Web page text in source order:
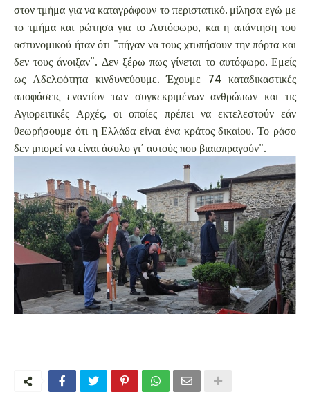
στον τμήμα για να καταγράφουν το περιστατικό. μίλησα εγώ με
το τμήμα και ρώτησα για το Αυτόφωρο, και η απάντηση του
αστυνομικού ήταν ότι "πήγαν να τους χτυπήσουν την πόρτα και
δεν τους άνοιξαν". Δεν ξέρω πως γίνεται το αυτόφωρο. Εμείς
ως Αδελφότητα κινδυνεύουμε. Έχουμε 74 καταδικαστικές
αποφάσεις εναντίον των συγκεκριμένων ανθρώπων και τις
Αγιορειτικές Αρχές, οι οποίες πρέπει να εκτελεστούν εάν
θεωρήσουμε ότι η Ελλάδα είναι ένα κράτος δικαίου. Το ράσο
δεν μπορεί να είναι άσυλο γι΄ αυτούς που βιαιοπραγούν".